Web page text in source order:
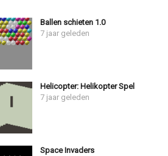
Ballen schieten 1.0
7 jaar geleden
Helicopter: Helikopter Spel
7 jaar geleden
Space Invaders